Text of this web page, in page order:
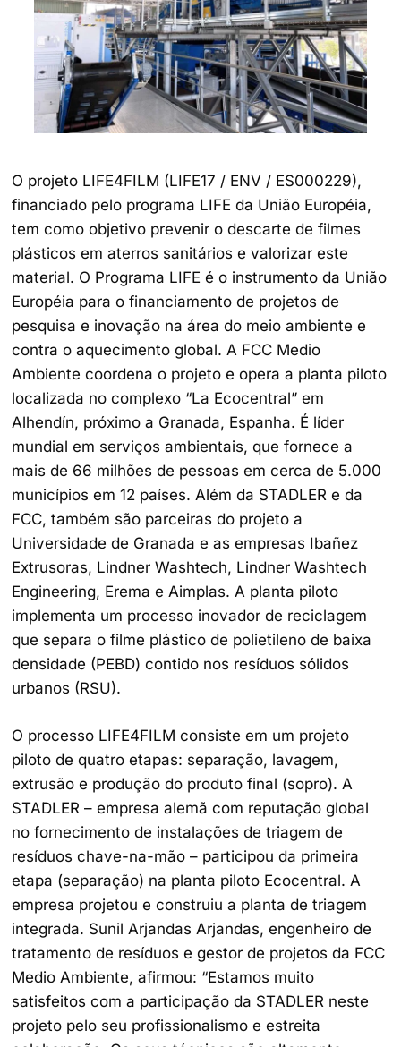
O projeto LIFE4FILM (LIFE17 / ENV / ES000229),
financiado pelo programa LIFE da União Européia,
tem como objetivo prevenir o descarte de filmes
plásticos em aterros sanitários e valorizar este
material. O Programa LIFE é o instrumento da União
Européia para o financiamento de projetos de
pesquisa e inovação na área do meio ambiente e
contra o aquecimento global. A FCC Medio
Ambiente coordena o projeto e opera a planta piloto
localizada no complexo “La Ecocentral” em
Alhendín, próximo a Granada, Espanha. É líder
mundial em serviços ambientais, que fornece a
mais de 66 milhões de pessoas em cerca de 5.000
municípios em 12 países. Além da STADLER e da
FCC, também são parceiras do projeto a
Universidade de Granada e as empresas Ibañez
Extrusoras, Lindner Washtech, Lindner Washtech
Engineering, Erema e Aimplas. A planta piloto
implementa um processo inovador de reciclagem
que separa o filme plástico de polietileno de baixa
densidade (PEBD) contido nos resíduos sólidos
urbanos (RSU).
O processo LIFE4FILM consiste em um projeto
piloto de quatro etapas: separação, lavagem,
extrusão e produção do produto final (sopro). A
STADLER – empresa alemã com reputação global
no fornecimento de instalações de triagem de
resíduos chave-na-mão – participou da primeira
etapa (separação) na planta piloto Ecocentral. A
empresa projetou e construiu a planta de triagem
integrada. Sunil Arjandas Arjandas, engenheiro de
tratamento de resíduos e gestor de projetos da FCC
Medio Ambiente, afirmou: “Estamos muito
satisfeitos com a participação da STADLER neste
projeto pelo seu profissionalismo e estreita